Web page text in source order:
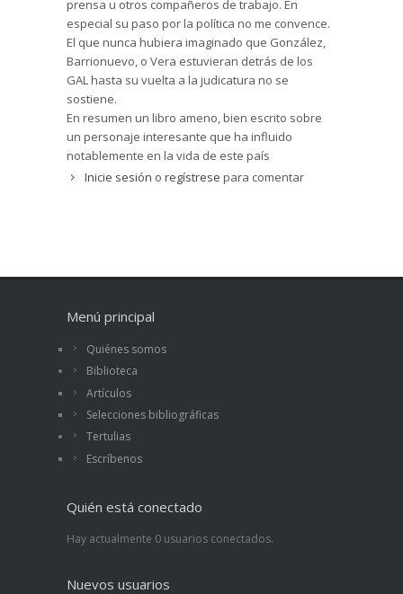
prensa u otros compañeros de trabajo. En
especial su paso por la política no me convence.
El que nunca hubiera imaginado que González,
Barrionuevo, o Vera estuvieran detrás de los
GAL hasta su vuelta a la judicatura no se
sostiene.
En resumen un libro ameno, bien escrito sobre
un personaje interesante que ha influido
notablemente en la vida de este país
Inicie sesión o regístrese para comentar
Menú principal
Quiénes somos
Biblioteca
Artículos
Selecciones bibliográficas
Tertulias
Escríbenos
Quién está conectado
Hay actualmente 0 usuarios conectados.
Nuevos usuarios